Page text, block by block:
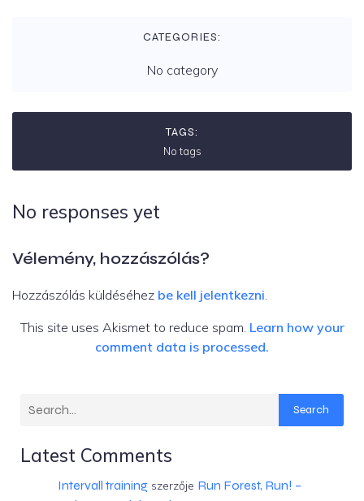
CATEGORIES:
No category
TAGS:
No tags
No responses yet
Vélemény, hozzászólás?
Hozzászólás küldéséhez be kell jelentkezni
This site uses Akismet to reduce spam. Learn how your
comment data is processed.
Search
Latest Comments
Intervall trainingszerzője Run Forest, Run! –